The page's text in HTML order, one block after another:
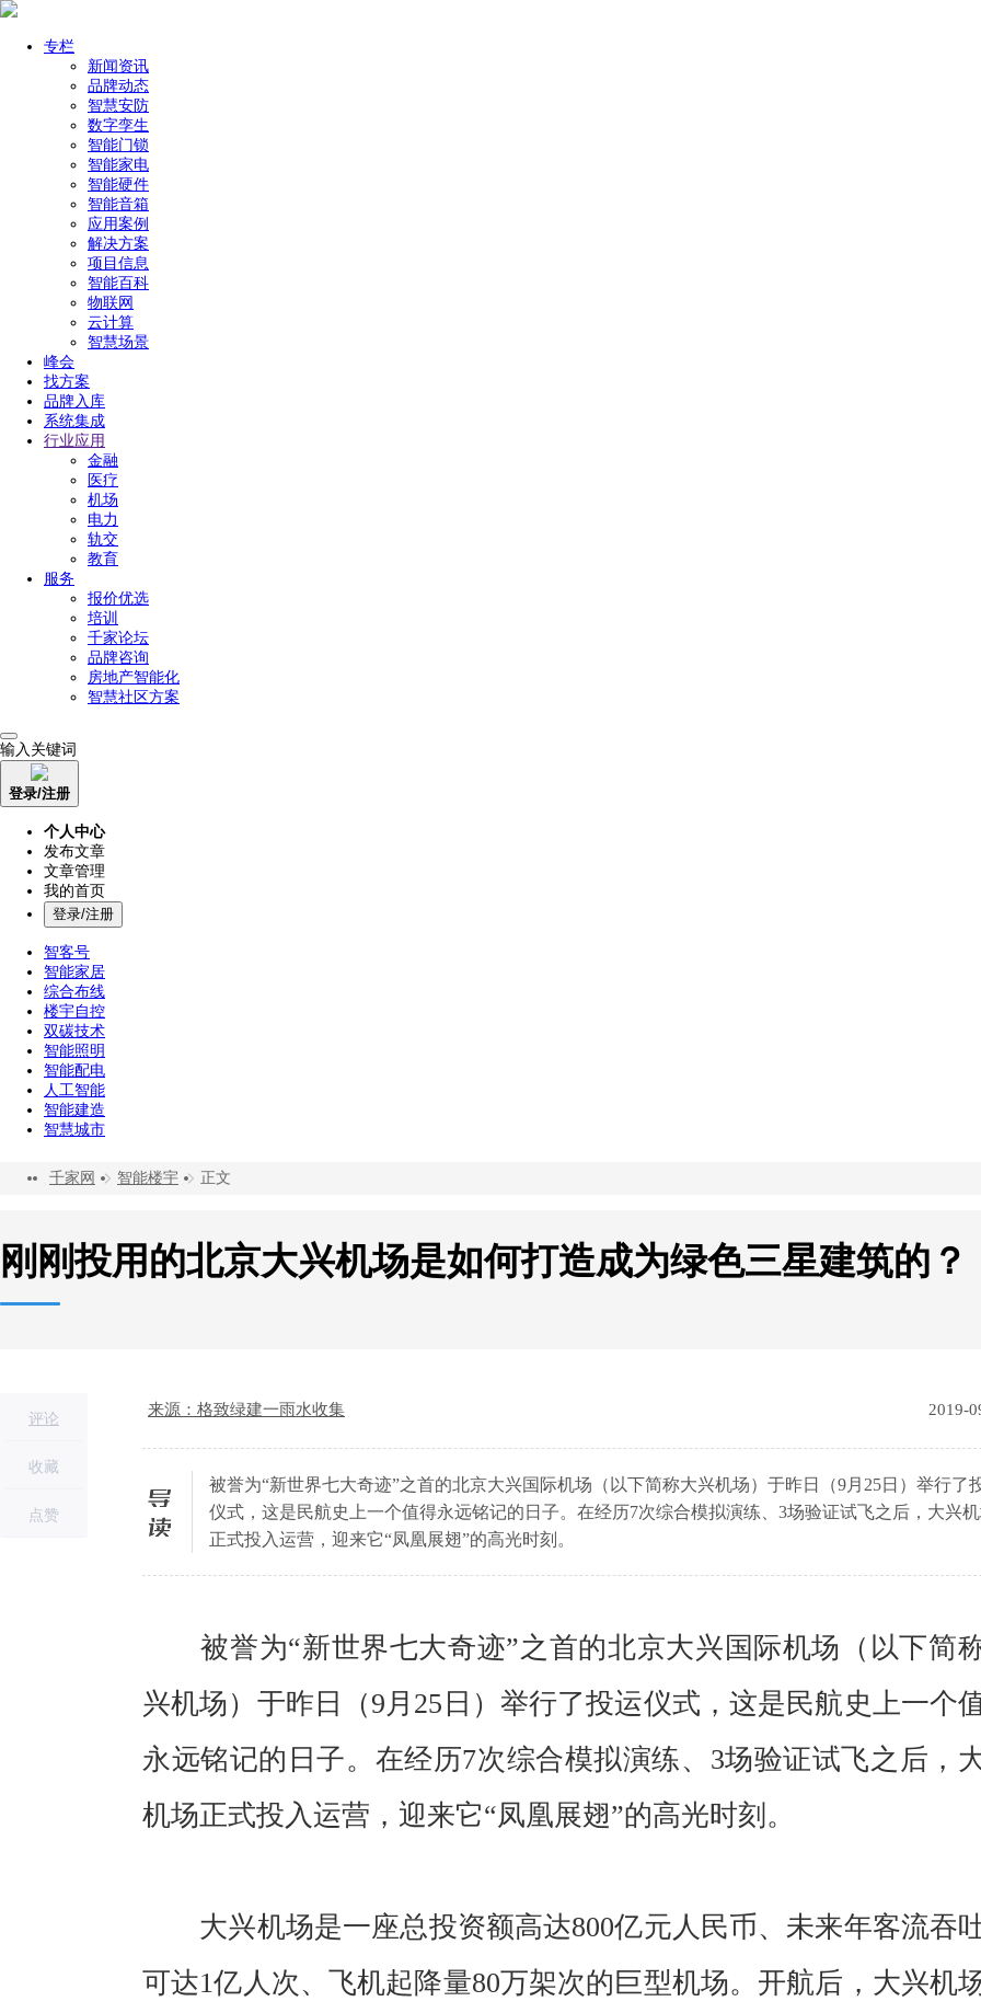
专栏
新闻资讯
品牌动态
智慧安防
数字孪生
智能门锁
智能家电
智能硬件
智能音箱
应用案例
解决方案
项目信息
智能百科
物联网
云计算
智慧场景
峰会
找方案
品牌入库
系统集成
行业应用
金融
医疗
机场
电力
轨交
教育
服务
报价优选
培训
千家论坛
品牌咨询
房地产智能化
智慧社区方案
输入关键词
登录/注册
个人中心
发布文章
文章管理
我的首页
登录/注册
智客号
智能家居
综合布线
楼宇自控
双碳技术
智能照明
智能配电
人工智能
智能建造
智慧城市
千家网 智能楼宇 正文
刚刚投用的北京大兴机场是如何打造成为绿色三星建筑的？
评论
收藏
点赞
来源：格致绿建一雨水收集 2019-
被誉为“新世界七大奇迹”之首的北京大兴国际机场（以下简称大兴机场）于昨日（9月25日）举行了
仪式，这是民航史上一个值得永远铭记的日子。在经历7次综合模拟演练、3场验证试飞之后，大兴
正式投入运营，迎来它“凤凰展翅”的高光时刻。
被誉为“新世界七大奇迹”之首的北京大兴国际机场（以下简
兴机场）于昨日（9月25日）举行了投运仪式，这是民航史上一个
永远铭记的日子。在经历7次综合模拟演练、3场验证试飞之后，
机场正式投入运营，迎来它“凤凰展翅”的高光时刻。
大兴机场是一座总投资额高达800亿元人民币、未来年客流吞
可达1亿人次、飞机起降量80万架次的巨型机场。开航后，大兴机